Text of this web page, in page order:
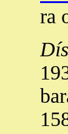
ra